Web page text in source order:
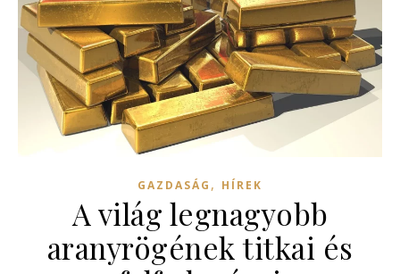
GAZDASÁG , HÍREK
A világ legnagyobb
aranyrögének titkai és